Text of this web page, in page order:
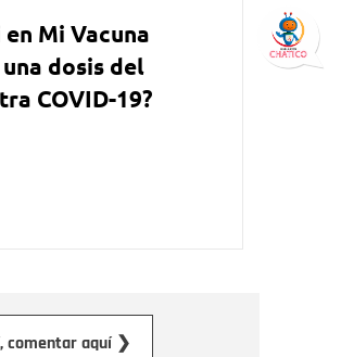
en Mi Vacuna
dosis del
COVID-19?
comentar aquí ❯